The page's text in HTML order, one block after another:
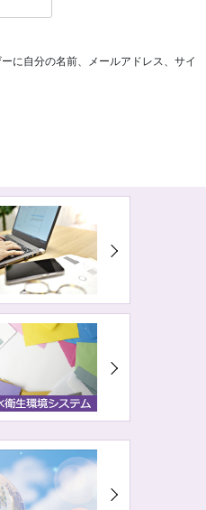
に自分の名前、メールアドレス、サイ